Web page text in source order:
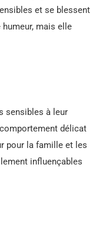
et se blessent
mais elle
sensibles à leur
délicat
pour la famille et les
influençables